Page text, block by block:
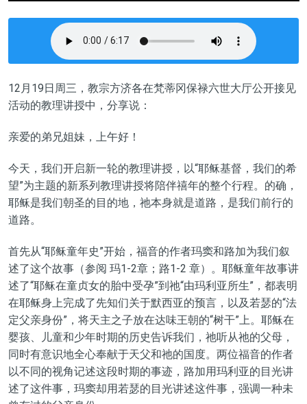
12月19 日周三，教宗方济各在梵蒂冈保禄六世大厅公开接见
活动的教理讲授中，分享说：
亲爱的弟兄姐妹，上午好！
今天， 我们开启新一轮的教理讲授 ，以“耶稣基督，我们的希
望”为主题的新系列 教理讲授将陪伴禧年的整个行程。 的确 ，
耶稣是我们朝圣的目的地， 祂本身就是道路，是我们前行的
道路。
首先从“耶稣童年史”开始，福音的作者玛窦和路加为我们叙
述了这个故事（参阅 玛1-2章；路1-2 章） 。 耶稣童年故事讲
述了“耶稣在童贞女的胎中受孕”到祂“由玛利亚所生”，都表明
在耶稣身上完成了先知们关于默西亚的预言，以及若瑟的“法
定父亲身份”， 将天主之子放在达味王朝的“树干”上。耶稣在
婴孩、儿童和少年时期的历史告诉我们， 祂听从祂的父母，
同时有意识地全心奉献于天父和祂的国度。两位福音的作者
以不同的视角记述这段时期的事迹，路加用玛利亚的目光讲
述了这件事， 玛窦却用若瑟的目光讲述这件事，强调一种未